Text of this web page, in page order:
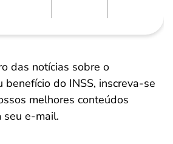
das notícias sobre o
benefício do INSS, inscreva-se
melhores conteúdos
seu e-mail.